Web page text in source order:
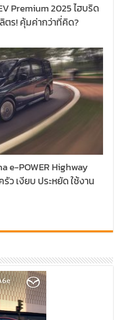
Premium 2025 ไฮบริด
ตร! คุ้มค่ากว่าที่คิด?
e-POWER Highway
ว เงียบ ประหยัด ใช้งาน